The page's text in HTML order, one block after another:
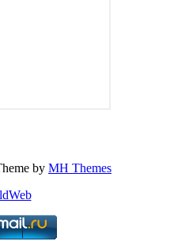
by MH Themes